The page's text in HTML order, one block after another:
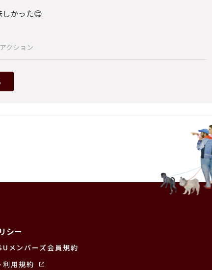
しかった😋
クション
シー
メンバーズ会員規約
利用規約